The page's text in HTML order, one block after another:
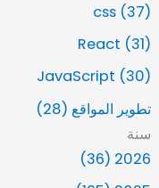
css (37)
React (31)
JavaScript (30)
تطوير المواقع (28)
سنة
2026 (36)